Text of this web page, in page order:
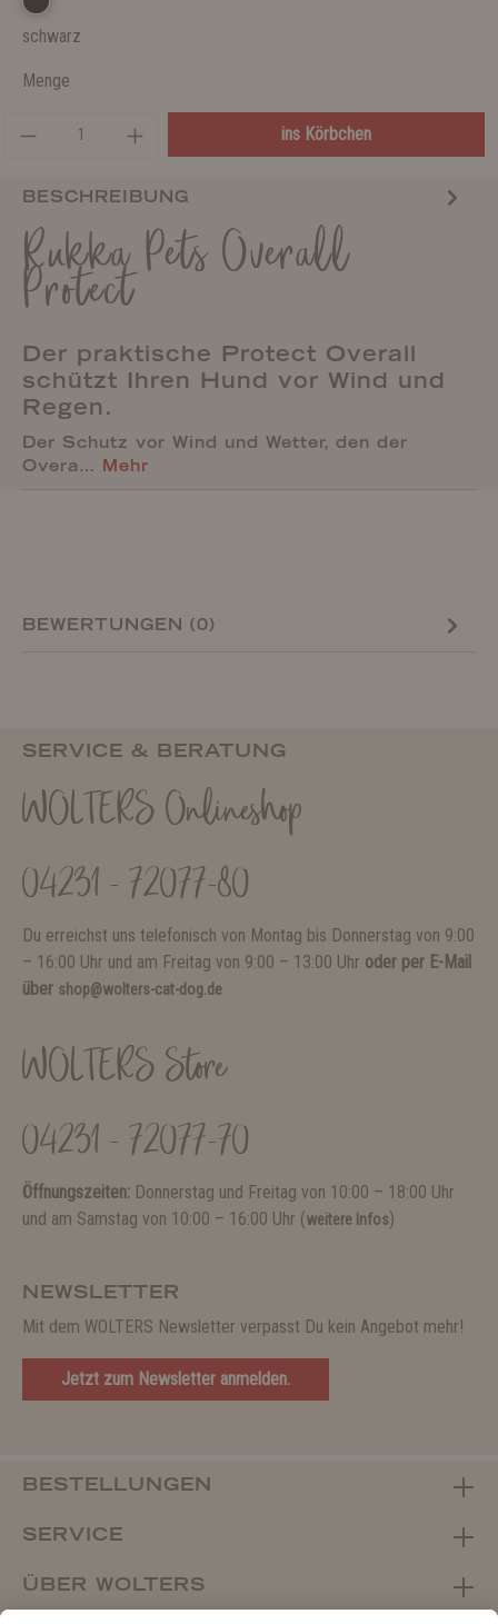
schwarz
Menge
ins Körbchen
BESCHREIBUNG
Rukka Pets Overall
Protect
Der praktische Protect Overall
schützt Ihren Hund vor Wind und
Regen.
Der Schutz vor Wind und Wetter, den der
Overa… Mehr
BEWERTUNGEN (0)
SERVICE & BERATUNG
WOLTERS Onlineshop
04231 - 72077-80
Du erreichst uns telefonisch von Montag bis Donnerstag von 9:00
– 16:00 Uhr und am Freitag von 9:00 – 13:00 Uhr oder per E-Mail
über shop@wolters-cat-dog.de
WOLTERS Store
04231 - 72077-70
Öffnungszeiten: Donnerstag und Freitag von 10:00 – 18:00 Uhr
und am Samstag von 10:00 – 16:00 Uhr (weitere Infos)
NEWSLETTER
Mit dem WOLTERS Newsletter verpasst Du kein Angebot mehr!
Jetzt zum Newsletter anmelden.
BESTELLUNGEN
SERVICE
ÜBER WOLTERS